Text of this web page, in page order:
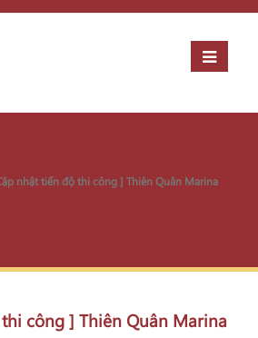
nhật tiến độ thi công ] Thiên Quân Marina
công ] Thiên Quân Marina